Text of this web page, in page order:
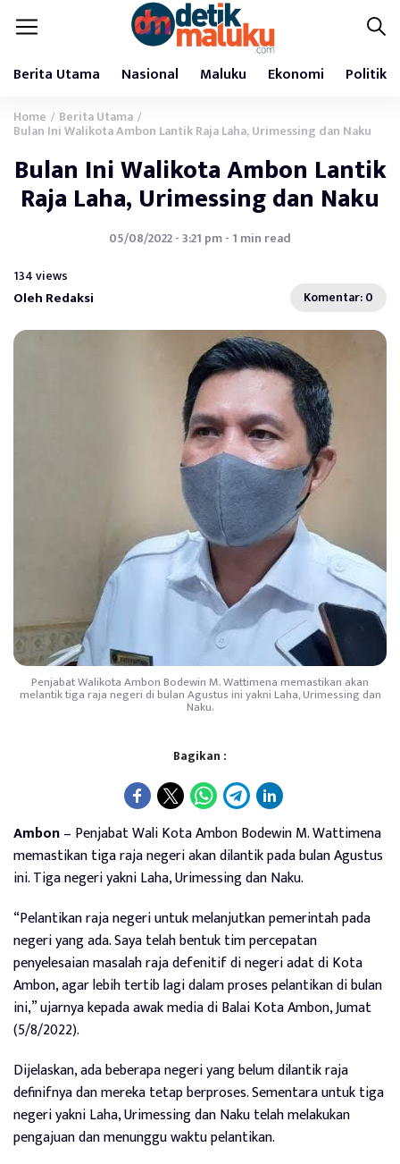
Berita Utama Nasional Maluku Ekonomi Politik
Home / Berita Utama /
Bulan Ini Walikota Ambon Lantik Raja Laha, Urimessing dan Naku
Bulan Ini Walikota Ambon Lantik
Raja Laha, Urimessing dan Naku
05/08/2022 - 3:21 pm - 1 min read
134 views
Oleh Redaksi Komentar: 0
Penjabat Walikota Ambon Bodewin M. Wattimena memastikan akan
melantik tiga raja negeri di bulan Agustus ini yakni Laha, Urimessing dan
Naku.
Bagikan :
Ambon– Penjabat Wali Kota Ambon Bodewin M. Wattimena
memastikan tiga raja negeri akan dilantik pada bulan Agustus
ini. Tiga negeri yakni Laha, Urimessing dan Naku.
“Pelantikan raja negeri untuk melanjutkan pemerintah pada
negeri yang ada. Saya telah bentuk tim percepatan
penyelesaian masalah raja defenitif di negeri adat di Kota
Ambon, agar lebih tertib lagi dalam proses pelantikan di bulan
ini,” ujarnya kepada awak media di Balai Kota Ambon, Jumat
(5/8/2022).
Dijelaskan, ada beberapa negeri yang belum dilantik raja
definifnya dan mereka tetap berproses. Sementara untuk tiga
negeri yakni Laha, Urimessing dan Naku telah melakukan
pengajuan dan menunggu waktu pelantikan.